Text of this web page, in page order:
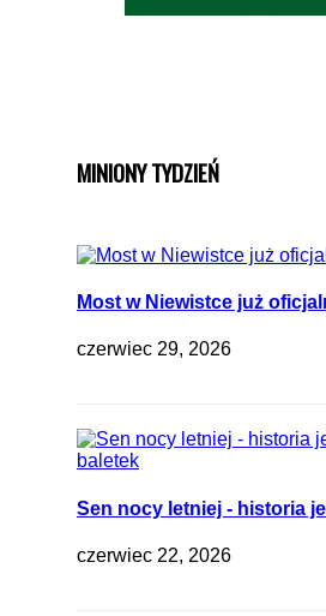
MINIONY TYDZIEŃ
Most w Niewistce już
czerwiec 29, 2026
Sen nocy letniej - historia
czerwiec 22, 2026